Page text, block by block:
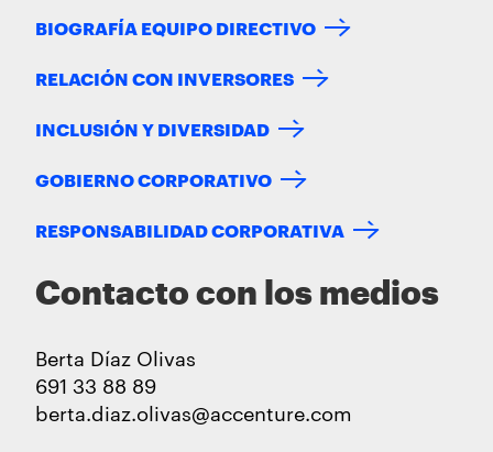
BIOGRAFÍA EQUIPO DIRECTIVO
RELACIÓN CON INVERSORES
INCLUSIÓN Y DIVERSIDAD
GOBIERNO CORPORATIVO
RESPONSABILIDAD CORPORATIVA
Contacto con los medios
Berta Díaz Olivas
691 33 88 89
berta.diaz.olivas@accenture.com